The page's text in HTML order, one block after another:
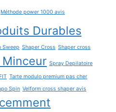
Méthode power 1000 avis
Durables
Sweep Shaper Cross Shaper cross
Spray Depilatoire
Tarte modulo premium pas cher
Spin Velform cross shaper avis